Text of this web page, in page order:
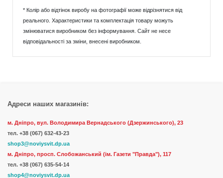
* Колір або відтінок виробу на фотографії може відрізнятися від
реального. Характеристики та комплектація товару можуть
змінюватися виробником без інформування. Сайт не несе
відповідальності за зміни, внесені виробником.
Адреси наших магазинів:
м. Дніпро, вул. Володимира Вернадського (Дзержинського), 23
тел. +38 (067) 632-43-23
shop3@noviysvit.dp.ua
м. Дніпро, просп. Слобожанський (ім. Газети "Правда"), 117
тел. +38 (067) 635-54-14
shop4@noviysvit.dp.ua